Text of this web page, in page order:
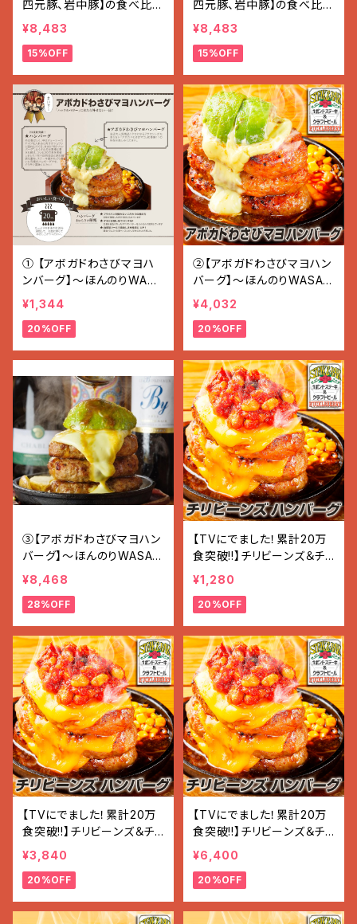
四元豚、岩中豚】の食べ比
(しゃぶしゃぶ用セット 1.5k
¥8,483
15%OFF
四元豚、岩中豚】の食べ比セ
ット(焼き肉用セット 1.5kg)
¥8,483
15%OFF
① 【アボガドわさびマヨハ
ンバーグ】〜ほんのりWASA
BI〜 1個（200 g）
¥1,344
20%OFF
②【アボガドわさびマヨハン
バーグ】〜ほんのりWASAB
I〜 (200g×3個入り 600
¥4,032
20%OFF
③【アボガドわさびマヨハン
バーグ】〜ほんのりWASAB
I〜 (200g×7個入り 1.4g)
¥8,468
28%OFF
【TVにでました！累計20万
食突破!!】チリビーンズ＆チ
ーズ ハンバーグ (200g×1
個)
¥1,280
20%OFF
【TVにでました！累計20万
食突破!!】チリビーンズ＆チ
ーズ ハンバーグ 3個（600
¥3,840
20%OFF
【TVにでました！累計20万
食突破!!】チリビーンズ＆チ
ーズ『ハンバーグ』 (200g×
5個入)
¥6,400
20%OFF